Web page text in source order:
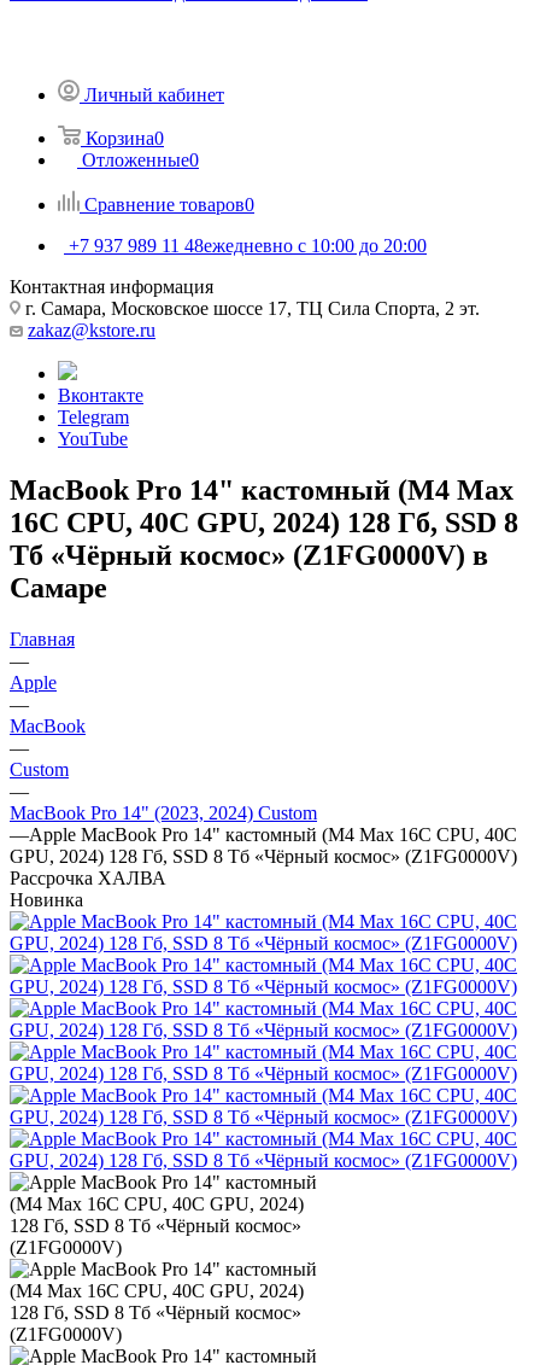
Личный кабинет
Корзина0
Отложенные0
Сравнение товаров0
+7 937 989 11 48ежедневно с 10:00 до 20:00
Контактная информация
г. Самара, Московское шоссе 17, ТЦ Сила Спорта, 2 эт.
zakaz@kstore.ru
Вконтакте
Telegram
YouTube
MacBook Pro 14" кастомный (M4 Max
16C CPU, 40C GPU, 2024) 128 Гб, SSD 8
Тб «Чёрный космос» (Z1FG0000V) в
Самаре
Главная
—
Apple
—
MacBook
—
Custom
—
MacBook Pro 14" (2023, 2024) Custom
—Apple MacBook Pro 14" кастомный (M4 Max 16C CPU, 40C
GPU, 2024) 128 Гб, SSD 8 Тб «Чёрный космос» (Z1FG0000V)
Рассрочка ХАЛВА
Новинка